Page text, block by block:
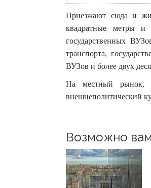
Приезжают сюда и
квадратные метры
государственных
транспорта,
ВУЗов и более двух
На местный рынок,
внешнеполитический
Возможно